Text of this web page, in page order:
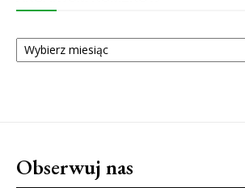
ARCHIWUM
NUMERÓW
Obserwuj nas